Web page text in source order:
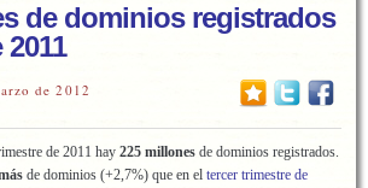
de dominios registrados
de 2012
de 2011 hay 225 millones de dominios registrados.
de dominios (+2,7%) que en el tercer trimestre de